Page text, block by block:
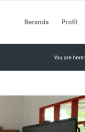
Beranda Profil
You are here: